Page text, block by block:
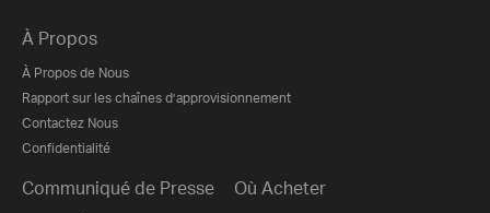
À Propos
À Propos de Nous
Rapport sur les chaînes d’approvisionnement
Contactez Nous
Confidentialité
Communiqué de Presse Où Acheter